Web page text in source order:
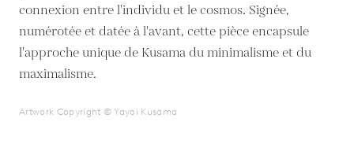
connexion entre l'individu et le cosmos. Signée,
numérotée et datée à l'avant, cette pièce encapsule
l'approche unique de Kusama du minimalisme et du
maximalisme.
Artwork Copyright © Yayoi Kusama